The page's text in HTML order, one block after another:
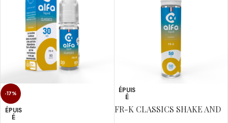
-17%
ÉPUIS
É
ÉPUIS
É
FR-K CLASSICS SHAKE AND